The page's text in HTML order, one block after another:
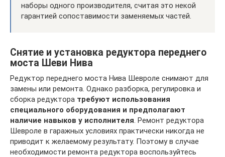
наборы одного производителя, считая это некой
гарантией сопоставимости заменяемых частей.
Снятие и установка редуктора переднего
моста Шеви Нива
Редуктор переднего моста Нива Шевроле снимают для
замены или ремонта. Однако разборка, регулировка и
сборка редуктора требуют использования
специального оборудования и предполагают
наличие навыков у исполнителя . Ремонт редуктора
Шевроле в гаражных условиях практически никогда не
приводит к желаемому результату. Поэтому в случае
необходимости ремонта редуктора воспользуйтесь